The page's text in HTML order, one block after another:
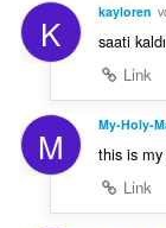
K kayloren
saati
Link
M My-Holy-
this is
Link